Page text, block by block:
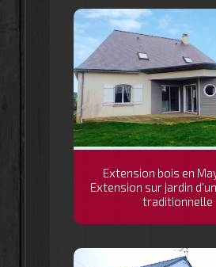
Extension bois en
Extension sur jardin
traditionnelle